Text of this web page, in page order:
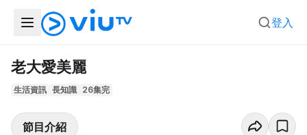
登入
老大愛美麗
生活資訊 長知識 26集完
節目介紹